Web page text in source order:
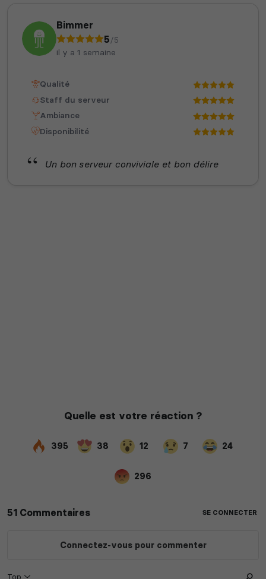
Bimmer
5/5
il y a 1 semaine
Qualité
Staff du serveur
Ambiance
Disponibilité
Un bon serveur conviviale et bon délire